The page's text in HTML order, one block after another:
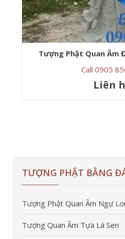
Tượng Phật Quan Âm
Call 0905
Liên
TƯỢNG PHẬT BẰNG
Tượng Phật Quan Âm Ngự
Tượng Quan Âm Tựa Lá Sen